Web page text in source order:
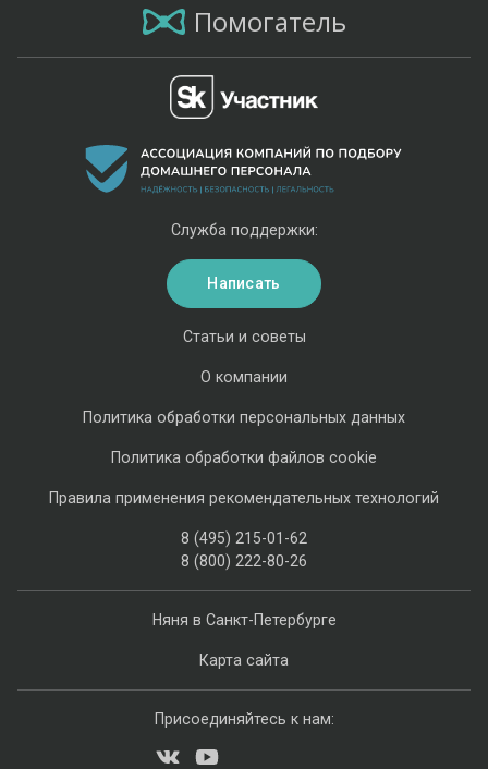
Помогатель
Няня в Санкт-Петербурге
Карта сайта
Статьи и советы
О компании
Политика обработки персональных данных
Политика обработки файлов cookie
Правила применения рекомендательных технологий
8 (495) 215-01-62
8 (800) 222-80-26
Служба поддержки:
Написать
Присоединяйтесь к нам: